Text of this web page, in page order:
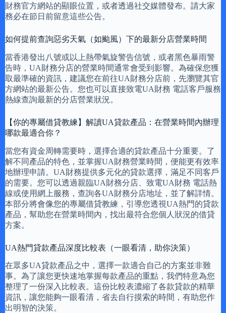
財務官方網站的顯眼位置，或者透過社交媒體發布。請大家
務必在節日前留意這些公告。
如何提前查詢惡劣天氣（如颱風）下的最新分店營業時間
當香港發出八號或以上熱帶氣旋警告信號，或者黑色暴雨警
告時，UA財務分店的營業時間通常會受到影響。為確保您獲
取最準確的資訊，建議您在前往UA財務分店前，先瀏覽其官
方網站的最新公告。您也可以直接致電UA財務 電話客戶服務
熱線查詢最新的分店營業狀況。
【你的專屬借貸教練】解讀UA貸款產品：在營業時間內辦理
哪款最適合你？
當您有資金周轉需要時，選擇合適的貸款產品十分重要。了
解不同產品的特色，並掌握UA財務營業時間，便能更有效率
地辦理申請。UA財務提供多元化的貸款選擇，滿足不同客戶
的需要。您可以透過親臨UA財務分店、致電UA財務 電話熱
線或使用網上服務，查詢各UA財務分店地址，並了解詳情。
本部分將會像您的專屬借貸教練，引導您透視UA熱門的貸款
產品，幫助您在營業時間內，找出最符合您個人狀況的借貸
方案。
UA熱門貸款產品深度比較表（一眼看清，助你決策）
在眾多UA貸款產品之中，選擇一款適合自己的方案並非難
事。為了讓您更快速地掌握每款產品的重點，我們特意為您
整理了一份深入比較表。這份比較表濃縮了各款貸款的精華
資訊，讓您能夠一眼看清，省去自行摸索的時間，有助您作
出明智的決策。